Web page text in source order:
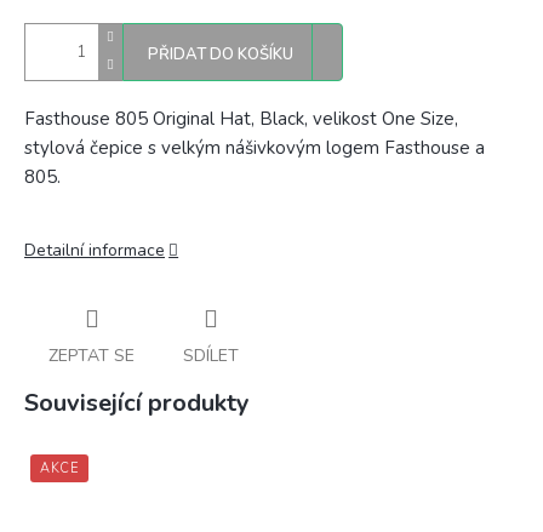
PŘIDAT DO KOŠÍKU
Fasthouse 805 Original Hat, Black, velikost One Size,
stylová čepice s velkým nášivkovým logem Fasthouse a
805.
Detailní informace
ZEPTAT SE SDÍLET
Související produkty
AKCE